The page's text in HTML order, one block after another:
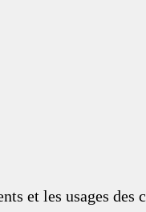
et les usages des